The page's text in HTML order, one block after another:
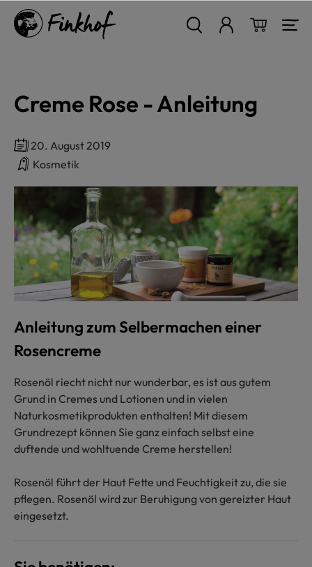
springen
Creme Rose - Anleitung
20. August 2019
Kosmetik
Anleitung zum Selbermachen einer
Rosencreme
Rosenöl riecht nicht nur wunderbar, es ist aus gutem
Grund in Cremes und Lotionen und in vielen
Naturkosmetikprodukten enthalten! Mit diesem
Grundrezept können Sie ganz einfach selbst eine
duftende und wohltuende Creme herstellen!
Rosenöl führt der Haut Fette und Feuchtigkeit zu, die sie
pflegen. Rosenöl wird zur Beruhigung von gereizter Haut
eingesetzt.